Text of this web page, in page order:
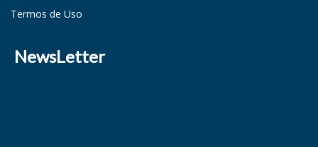
Termos de Uso
NewsLetter